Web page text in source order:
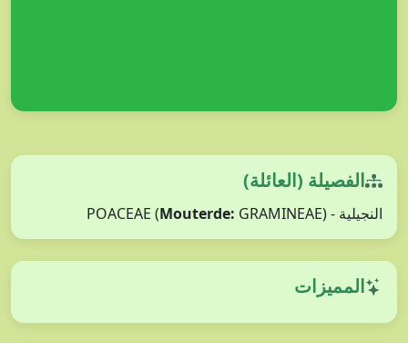
الفصيلة (العائلة)
النجيلية - POACEAE ( Mouterde: GRAMINEAE)
المميزات